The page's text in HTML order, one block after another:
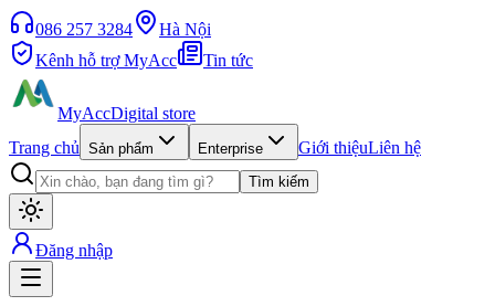
086 257 3284
Hà Nội
Kênh hỗ trợ MyAcc
Tin tức
MyAccDigital store
Trang chủ Sản phẩm Enterprise Giới thiệuLiên hệ
Tìm kiếm
Đăng nhập